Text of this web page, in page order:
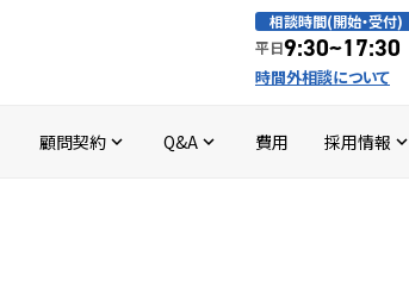
相談時間(開始・受付)
平日9:30~17:30
時間外相談について
顧問契約 expand_more Q&A expand_more 費用 採用情報 expand_more